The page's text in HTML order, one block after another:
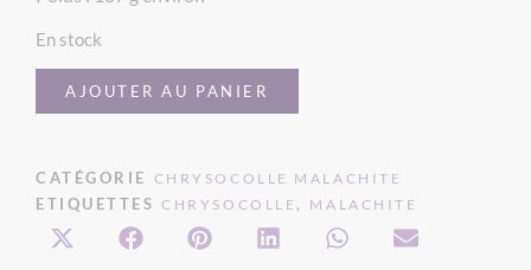
En stock
AJOUTER AU PANIER
CATÉGORIE CHRYSOCOLLE MALACHITE
ETIQUETTES CHRYSOCOLLE , MALACHITE